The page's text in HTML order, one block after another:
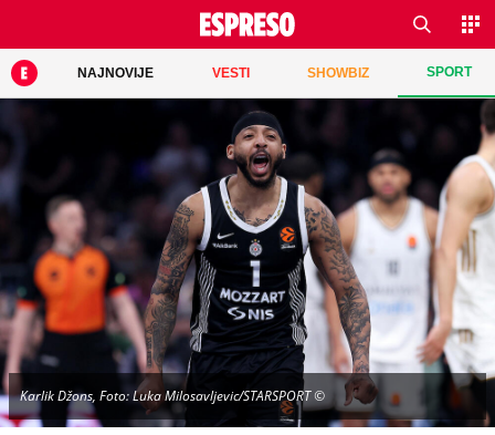
NAJNOVIJE VESTI SHOWBIZ SPORT
Karlik Džons, Foto: Luka Milosavljevic/STARSPORT ©